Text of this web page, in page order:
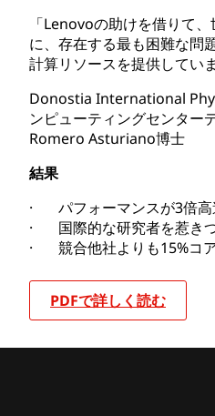
「Lenovoの助けを借りて
に、存在する最も困難な問
計算リソースを提供してい
Donostia International
ンピューティングセンター
Romero Asturiano博士
結果
· パフォーマンスが3倍高
· 国際的な研究者を惹き
· 競合他社よりも15%コ
PDFで詳しく読む